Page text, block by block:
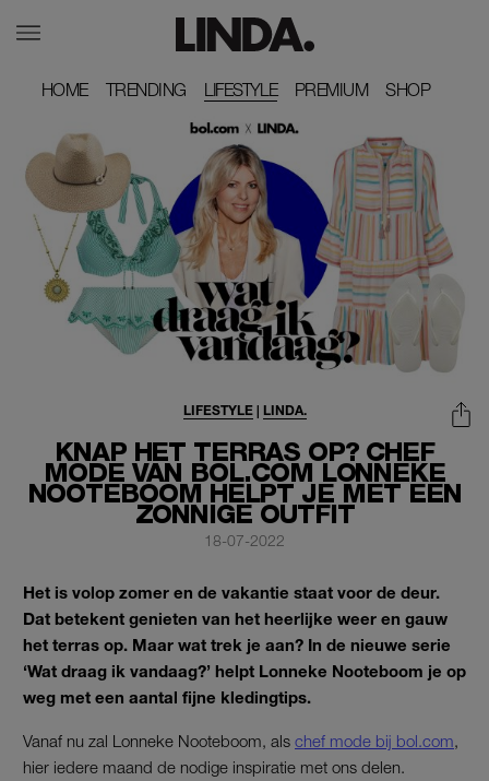
HOME
HOME TRENDING
TRENDING LIFESTYLE PREMIUM
PREMIUM SHOP
SHOP
KNAP HET TERRAS OP? CHEF
MODE VAN BOL.COM LONNEKE
NOOTEBOOM HELPT JE MET EEN
ZONNIGE OUTFIT
LIFESTYLE| LINDA.
18-07-2022
Het is volop zomer en de vakantie staat voor de deur.
Dat betekent genieten van het heerlijke weer en gauw
het terras op. Maar wat trek je aan? In de nieuwe serie
‘Wat draag ik vandaag?’ helpt Lonneke Nooteboom je op
weg met een aantal fijne kledingtips.
Vanaf nu zal Lonneke Nooteboom, als chef mode bij bol.com
hier iedere maand de nodige inspiratie met ons delen.